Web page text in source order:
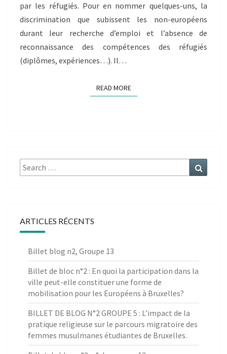
par les réfugiés. Pour en nommer quelques-uns, la
discrimination que subissent les non-européens
durant leur recherche d’emploi et l’absence de
reconnaissance des compétences des réfugiés
(diplômes, expériences…). Il…
READ MOREREAD MORE
Search
for:
ARTICLES RÉCENTS
Billet blog n2, Groupe 13
Billet de bloc n°2 : En quoi la participation dans la
ville peut-elle constituer une forme de
mobilisation pour les Européens à Bruxelles?
BILLET DE BLOG N°2 GROUPE 5 : L’impact de la
pratique religieuse sur le parcours migratoire des
femmes musulmanes étudiantes de Bruxelles.